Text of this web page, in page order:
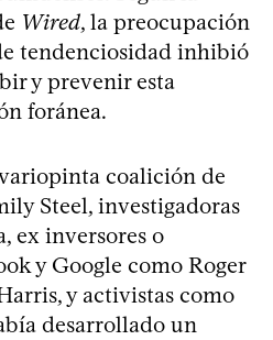
Wired, la preocupación
tendenciosidad inhibió
y prevenir esta
foránea.
coalición de
Steel, investigadoras
ex inversores o
y Google como Roger
y activistas como
desarrollado un